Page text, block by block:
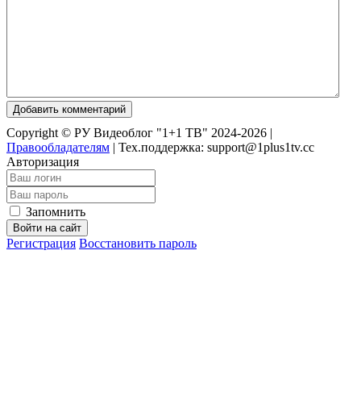
Добавить комментарий
Copyright © РУ Видеоблог "1+1 ТВ" 2024-2026 |
Правообладателям | Тех.поддержка: support@1plus1tv.cc
Авторизация
Запомнить
Войти на сайт
Регистрация Восстановить пароль